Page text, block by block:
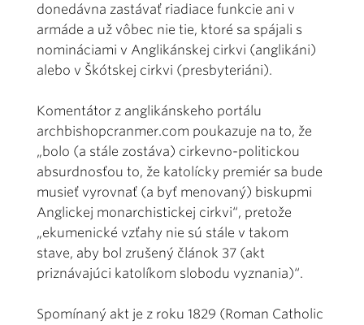
donedávna zastávať riadiace funkcie ani v
armáde a už vôbec nie tie, ktoré sa spájali s
nomináciami v Anglikánskej cirkvi (anglikáni)
alebo v Škótskej cirkvi (presbyteriáni).
Komentátor z anglikánskeho portálu
archbishopcranmer.com poukazuje na to, že
„bolo (a stále zostáva) cirkevno-politickou
absurdnosťou to, že katolícky premiér sa bude
musieť vyrovnať (a byť menovaný) biskupmi
Anglickej monarchistickej cirkvi“, pretože
„ekumenické vzťahy nie sú stále v takom
stave, aby bol zrušený článok 37 (akt
priznávajúci katolíkom slobodu vyznania)“.
Spomínaný akt je z roku 1829 (Roman Catholic